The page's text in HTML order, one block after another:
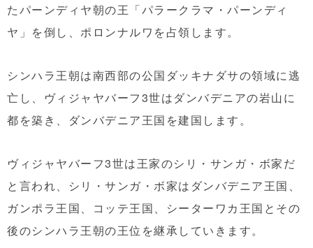
たパーンディヤ朝の王「パラークラマ・パーンディ
ヤ」を倒し、ポロンナルワを占領します。
シンハラ王朝は南西部の公国ダッキナダサの領域に逃
亡し、ヴィジャヤバーフ3世はダンバデニアの岩山に
都を築き、ダンバデニア王国を建国します。
ヴィジャヤバーフ3世は王家のシリ・サンガ・ボ家だ
と言われ、シリ・サンガ・ボ家はダンバデニア王国、
ガンポラ王国、コッテ王国、シーターワカ王国とその
後のシンハラ王朝の王位を継承していきます。